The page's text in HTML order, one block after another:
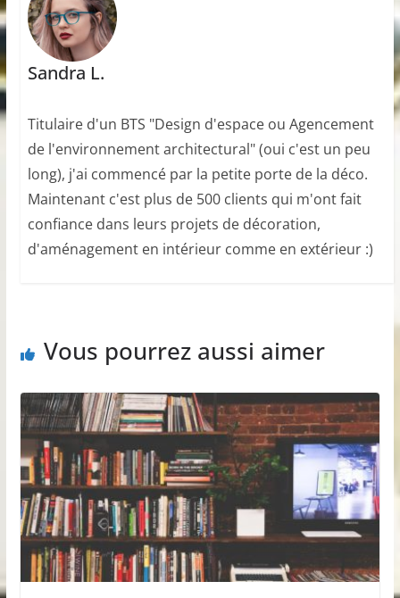
Sandra L.
Titulaire d'un BTS "Design d'espace ou Agencement
de l'environnement architectural" (oui c'est un peu
long), j'ai commencé par la petite porte de la déco.
Maintenant c'est plus de 500 clients qui m'ont fait
confiance dans leurs projets de décoration,
d'aménagement en intérieur comme en extérieur :)
Vous pourrez aussi aimer